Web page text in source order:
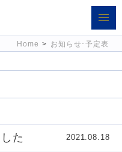
ブ 336-B地区
Home > お知らせ･予定表
2021.08.18
た